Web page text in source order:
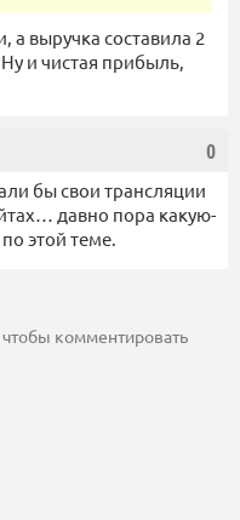
а выручка составила 2
и чистая прибыль,
0
бы свои трансляции
давно пора какую-
этой теме.
чтобы комментировать